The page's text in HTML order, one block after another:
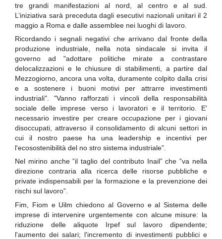
tre grandi manifestazioni al nord, al centro e al sud.
L’iniziativa sarà preceduta dagli esecutivi nazionali unitari il 2
maggio a Roma e dalle assemblee nei luoghi di lavoro.
Ricordando i segnali negativi che arrivano dal fronte della
produzione industriale, nella nota sindacale si invita il
governo ad "adottare politiche mirate a contrastare
delocalizzazioni e le chiusure di stabilimenti, a partire dal
Mezzogiorno, ancora una volta, duramente colpito dalla crisi
e a sostenere i buoni motivi per attrarre investimenti
industriali". "Vanno rafforzati i vincoli della responsabilità
sociale delle imprese verso i lavoratori e il territorio. E'
necessario investire per creare occupazione per i giovani
disoccupati, attraverso il consolidamento di alcuni settori in
cui il nostro paese ha una leadership e incentivi per
l'ecosostenibilità del no stro sistema industriale”.
Nel mirino anche ”il taglio del contributo Inail” che ”va nella
direzione contraria alla ricerca delle risorse pubbliche e
private indispensabili per la formazione e la prevenzione dei
rischi sul lavoro”.
Fim, Fiom e Uilm chiedono al Governo e al Sistema delle
imprese di intervenire urgentemente con alcune misure: la
riduzione delle aliquote Irpef sul lavoro dipendente;
l'aumento dei salari; l'incremento di investimenti pubblici e